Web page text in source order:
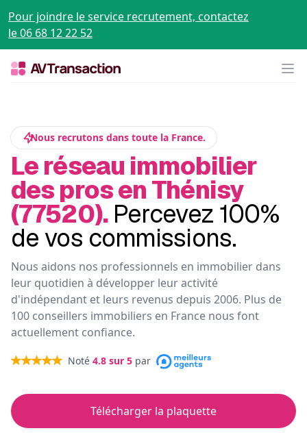
Pour joindre le service recrutement, contactez
le 06 68 12 22 52
Nous recrutons dans toute la France.
Le réseau immobilier
des pros en Thénisy
(77520). Percevez 100%
de vos commissions.
Nous aidons nos professionnels en immobilier dans
leur quotidien à développer leur activité
d'indépendant et leurs revenus depuis 2006. Plus de
100 conseillers immobiliers en France nous font
actuellement confiance.
Noté 4.8 sur 5 par
Télécharger la plaquette